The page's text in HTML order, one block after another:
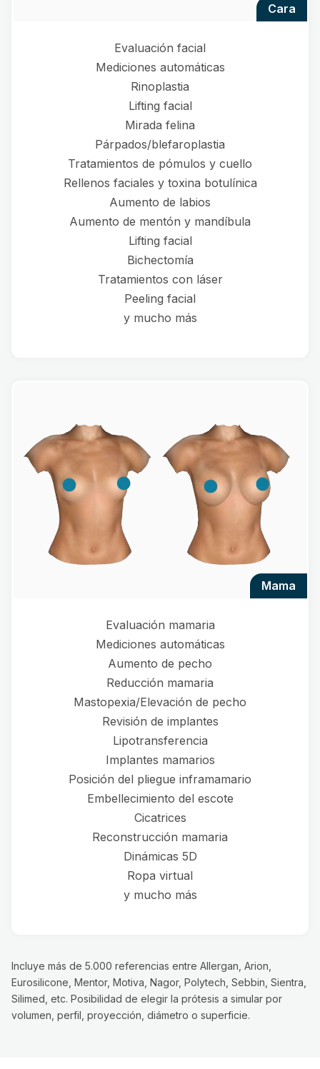
cara
Evaluación facial
Mediciones automáticas
Rinoplastia
Lifting facial
Mirada felina
Párpados/blefaroplastia
Tratamientos de pómulos y cuello
Rellenos faciales y toxina botulínica
Aumento de labios
Aumento de mentón y mandíbula
Lifting facial
Bichectomía
Tratamientos con láser
Peeling facial
y mucho más
mama
Evaluación mamaria
Mediciones automáticas
Aumento de pecho
Reducción mamaria
Mastopexia/Elevación de pecho
Revisión de implantes
Lipotransferencia
Implantes mamarios
Posición del pliegue inframamario
Embellecimiento del escote
Cicatrices
Reconstrucción mamaria
Dinámicas 5D
Ropa virtual
y mucho más
Incluye más de 5.000 referencias entre Allergan, Arion,
Eurosilicone, Mentor, Motiva, Nagor, Polytech, Sebbin, Sientra,
Silimed, etc. Posibilidad de elegir la prótesis a simular por
volumen, perfil, proyección, diámetro o superficie.